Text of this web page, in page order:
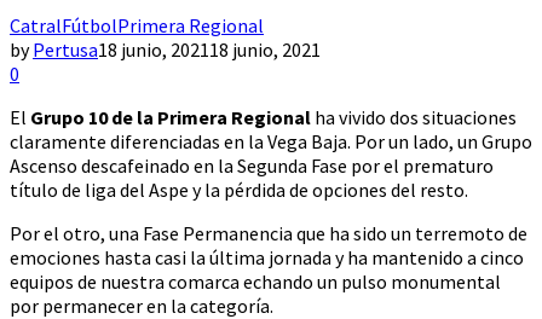
CatralFútbolPrimera Regional
byPertusa18 junio, 202118 junio, 2021
0
El Grupo 10 de la Primera Regional ha vivido dos situaciones
claramente diferenciadas en la Vega Baja. Por un lado, un Grupo
Ascenso descafeinado en la Segunda Fase por el prematuro
título de liga del Aspe y la pérdida de opciones del resto.
Por el otro, una Fase Permanencia que ha sido un terremoto de
emociones hasta casi la última jornada y ha mantenido a cinco
equipos de nuestra comarca echando un pulso monumental
por permanecer en la categoría.